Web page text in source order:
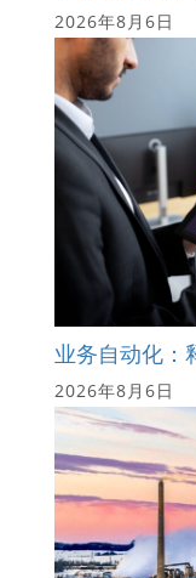
2026年8月6日
业务自动化：
2026年8月6日